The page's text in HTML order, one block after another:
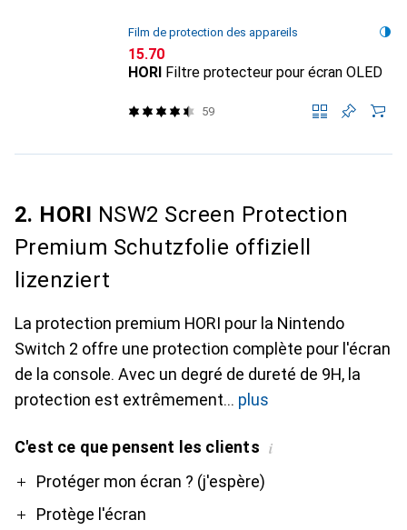
Film de protection des appareils
CHF
15.70
HORI Filtre protecteur pour écran OLED
59
2. HORI NSW2 Screen Protection
Premium Schutzfolie offiziell
lizenziert
La protection premium HORI pour la Nintendo
Switch 2 offre une protection complète pour l'écran
de la console. Avec un degré de dureté de 9H, la
protection est extrêmement
plus
C'est ce que pensent les clients i
ProProtéger mon écran ? (j'espère)
Protège l'écran
Contre